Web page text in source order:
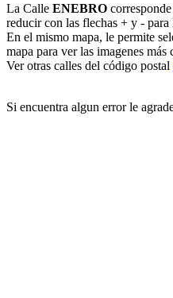
La Calle ENEBRO
reducir con las flechas + y -
En el mismo mapa, le permite
mapa para ver las imagenes más
Ver otras calles del código postal
Si encuentra algun error le